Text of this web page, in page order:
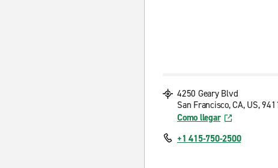
4250 Geary Blvd
San Francisco, CA, US,
Como llegar
+1 415-750-2500